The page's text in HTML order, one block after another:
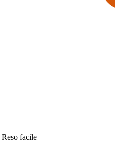
Reso facile